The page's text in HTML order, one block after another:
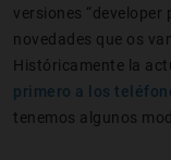
versiones “developer
novedades que os
Históricamente la
primero a los
tenemos algunos